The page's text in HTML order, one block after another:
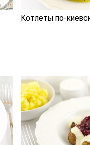
Котлеты по-